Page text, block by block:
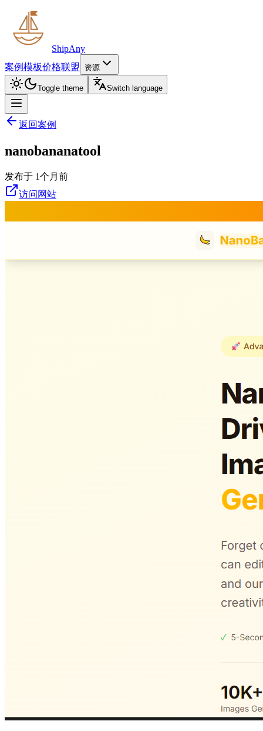
ShipAny
案例模板价格联盟 资源
Toggle theme Switch language
返回案例
nanobananatool
发布于 1个月前
访问网站